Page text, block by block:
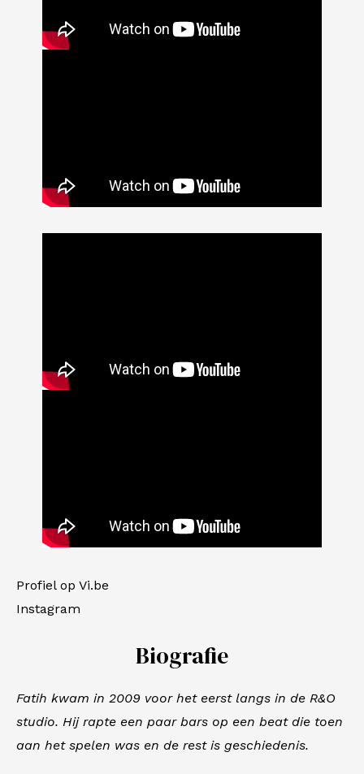
Profiel op Vi.be
Instagram
Biografie
Fatih kwam in 2009 voor het eerst langs in de R&O
studio. Hij rapte een paar bars op een beat die toen
aan het spelen was en de rest is geschiedenis.